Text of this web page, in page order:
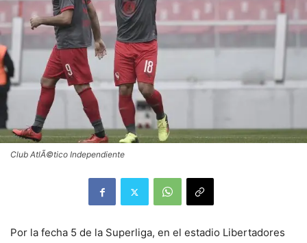
Club AtlÃ©tico Independiente
Por la fecha 5 de la Superliga, en el estadio Libertadores